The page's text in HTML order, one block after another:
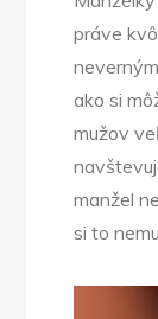
práve
ako si
mužov
manžel
si to